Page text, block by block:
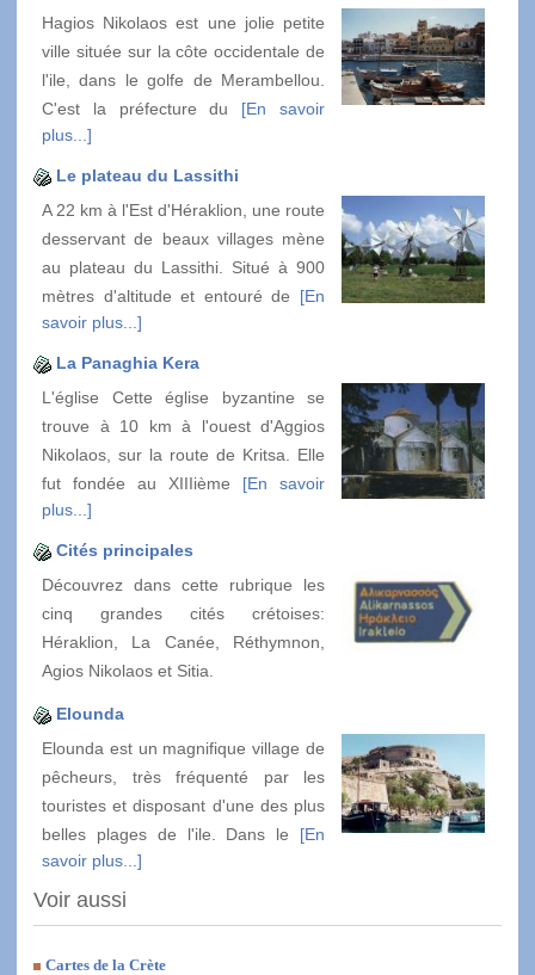
Hagios Nikolaos est une jolie petite
ville située sur la côte occidentale de
l'ile, dans le golfe de Merambellou.
C'est la préfecture du [En savoir
plus...]
Le plateau du Lassithi
A 22 km à l'Est d'Héraklion, une route
desservant de beaux villages mène
au plateau du Lassithi. Situé à 900
mètres d'altitude et entouré de [En
savoir plus...]
La Panaghia Kera
L'église Cette église byzantine se
trouve à 10 km à l'ouest d'Aggios
Nikolaos, sur la route de Kritsa. Elle
fut fondée au XIIIième [En savoir
plus...]
Cités principales
Découvrez dans cette rubrique les
cinq grandes cités crétoises:
Héraklion, La Canée, Réthymnon,
Agios Nikolaos et Sitia.
Elounda
Elounda est un magnifique village de
pêcheurs, très fréquenté par les
touristes et disposant d'une des plus
belles plages de l'ile. Dans le [En
savoir plus...]
Voir aussi
Cartes de la Crète